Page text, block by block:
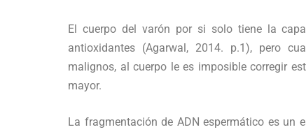
El cuerpo del varón por si solo tiene la
antioxidantes (Agarwal, 2014. p.1), pero
malignos, al cuerpo le es imposible corregir
mayor.
La fragmentación de ADN espermático es un